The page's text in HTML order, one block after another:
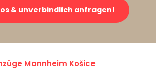
& unverbindlich anfragen!
Mannheim Košice